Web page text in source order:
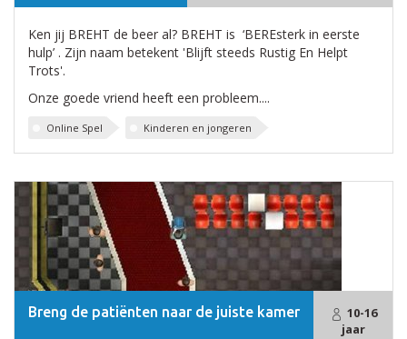
Ken jij BREHT de beer al? BREHT is ‘BEREsterk in eerste
hulp’ . Zijn naam betekent 'Blijft steeds Rustig En Helpt
Trots'.
Onze goede vriend heeft een probleem....
Online Spel Kinderen en jongeren
Breng de patiënten naar de juiste kamer
10-16
jaar